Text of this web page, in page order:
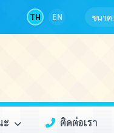
TH EN ขนาด:
ะ ติดต่อเรา